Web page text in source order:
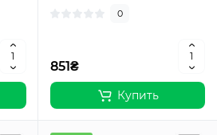
0
851₴
Купить